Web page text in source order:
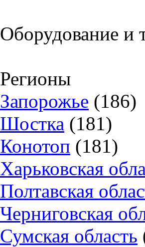
Оборудование и
Регионы
Запорожье (186)
Шостка (181)
Конотоп (181)
Харьковская
Полтавская
Черниговская
Сумская область